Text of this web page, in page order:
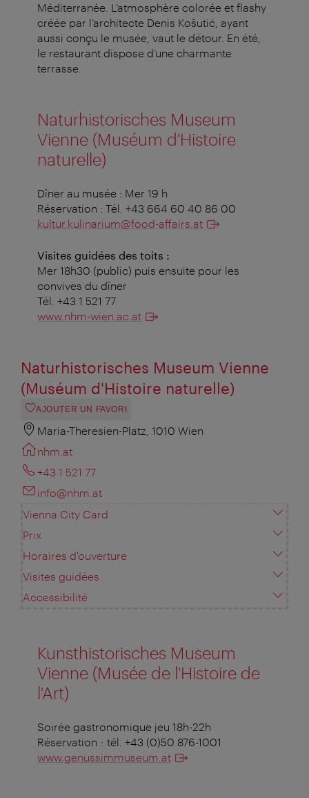
Méditerranée. L’atmosphère colorée et flashy
créée par l’architecte Denis Košutić, ayant
aussi conçu le musée, vaut le détour. En été,
le restaurant dispose d’une charmante
terrasse.
Naturhistorisches Museum
Vienne (Muséum d'Histoire
naturelle)
Dîner au musée : Mer 19 h
Réservation : Tél. +43 664 60 40 86 00
kultur.kulinarium@food-affairs.at
Visites guidées des toits :
Mer 18h30 (public) puis ensuite pour les
convives du dîner
Tél. +43 1 521 77
www.nhm-wien.ac.at
Naturhistorisches Museum Vienne
(Muséum d'Histoire naturelle)
AJOUTER UN FAVORI
Maria-Theresien-Platz, 1010 Wien
nhm.at
+43 1 521 77
info@nhm.at
Vienna City Card
Prix
Horaires d'ouverture
Visites guidées
Accessibilité
Kunsthistorisches Museum
Vienne (Musée de l'Histoire de
l'Art)
Soirée gastronomique jeu 18h-22h
Réservation : tél. +43 (0)50 876-1001
www.genussimmuseum.at